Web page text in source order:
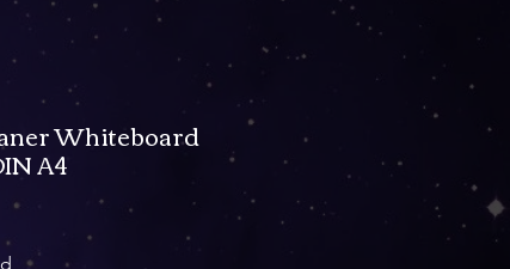
Whiteboard
A4